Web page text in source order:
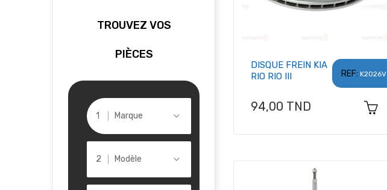
TROUVEZ VOS
PIÈCES
Marque
Modèle
REF: K2026V
DISQUE FREIN KIA
RIO RIO III
Prix
94,00 TND